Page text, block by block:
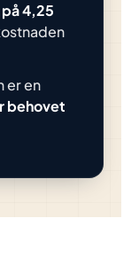
4,25
er en
behovet